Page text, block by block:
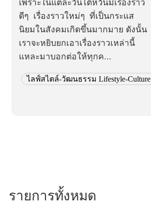
เพราะในแต่ละวันไต้หวันมีเรื่องราว
ดีๆ เรื่องราวใหม่ๆ ที่เป็นกระแส
นิยมในสังคมเกิดขึ้นมากมาย ดังนั้น
เราจะหยิบยกเอาเรื่องราวเหล่านี้
แหละมาบอกต่อให้ทุกค...
ไลฟ์สไตล์-วัฒนธรรม Lifestyle-Culture
รายการทั้งหมด